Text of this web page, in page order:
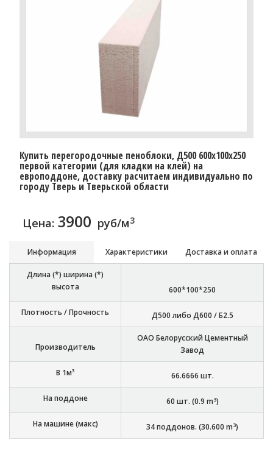
Купить перегородочные пеноблоки, Д500 600x100x250
первой категории (для кладки на клей) на
европоддоне, доставку расчитаем индивидуально по
городу Тверь и Тверьской области
Цена: 3900 руб/м3
Информация Характеристики Доставка и оплата
Длина (*) ширина (*)
высота
600*100*250
Плотность / Прочность Д500 либо Д600 / Б2.5
Производитель
ОАО Белорусский Цементный
Завод
В 1м³ 66.6666 шт.
На поддоне 60 шт. (0.9 m3)
На машине (макс) 34поддонов. (30.600 m3)